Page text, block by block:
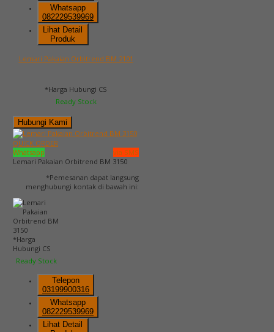
Whatsapp
082229539969
Lihat Detail
Produk
Lemari Pakaian Orbitrend BM 2101
*Harga Hubungi CS
Ready Stock
Hubungi Kami
QUICK ORDER
Whatsapp
via SMS
Lemari Pakaian Orbitrend BM 3150
*Pemesanan dapat langsung
menghubungi kontak di bawah ini:
*Harga
Hubungi CS
Ready Stock
Telepon
03199900316
Whatsapp
082229539969
Lihat Detail